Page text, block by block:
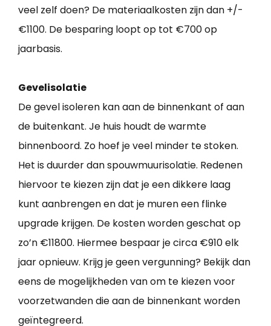
veel zelf doen? De materiaalkosten zijn dan +/-
€1100. De besparing loopt op tot €700 op
jaarbasis.
Gevelisolatie
De gevel isoleren kan aan de binnenkant of aan
de buitenkant. Je huis houdt de warmte
binnenboord. Zo hoef je veel minder te stoken.
Het is duurder dan spouwmuurisolatie. Redenen
hiervoor te kiezen zijn dat je een dikkere laag
kunt aanbrengen en dat je muren een flinke
upgrade krijgen. De kosten worden geschat op
zo’n €11800. Hiermee bespaar je circa €910 elk
jaar opnieuw. Krijg je geen vergunning? Bekijk dan
eens de mogelijkheden van om te kiezen voor
voorzetwanden die aan de binnenkant worden
geïntegreerd.